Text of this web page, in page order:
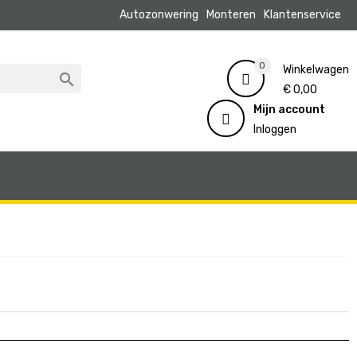
Autozonwering Monteren Klantenservice

0
Winkelwagen
€ 0,00
Mijn account
Inloggen